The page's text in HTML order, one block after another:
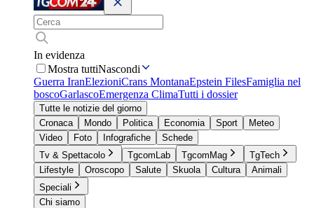
In evidenza
Mostra tuttiNascondi
Guerra IranElezioniCrans MontanaEpstein FilesFamiglia nel
boscoGarlascoEmergenza ClimaTutti i dossier
Tutte le notizie del giorno
Cronaca
Mondo Politica Economia Sport
Meteo
Video
Foto Infografiche
Schede
Tv & Spettacolo
TgcomLab TgcomMag
TgTech
Lifestyle
Oroscopo Salute Skuola Cultura
Animali
Speciali
Chi siamo